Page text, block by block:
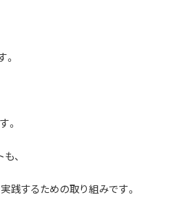
。
、
践するための取り組みです。